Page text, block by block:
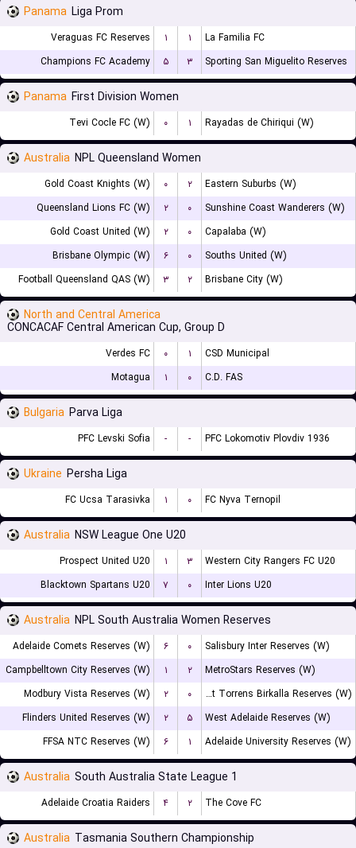
Panama Liga Prom
Veraguas FC Reserves ۱ ۱
La Familia FC
Champions FC Academy
۵ ۳ Sporting San Miguelito Reserves
Panama First Division Women
Tevi Cocle FC (W) ۰ ۱ Rayadas de Chiriqui (W)
Australia NPL Queensland Women
Gold Coast Knights (W) ۰ ۲
Eastern Suburbs (W)
Queensland Lions FC (W)
۲ ۰
Sunshine Coast Wanderers (W)
Gold Coast United (W)
۲ ۰
Capalaba (W)
Brisbane Olympic (W)
۶ ۰
Souths United (W)
Football Queensland QAS (W)
۳ ۲ Brisbane City (W)
North and Central America
CONCACAF Central American Cup, Group D
Verdes FC ۰ ۱
CSD Municipal
Motagua
۱ ۰ C.D. FAS
Bulgaria Parva Liga
PFC Levski Sofia - - PFC Lokomotiv Plovdiv 1936
Ukraine Persha Liga
FC Ucsa Tarasivka ۱ ۰ FC Nyva Ternopil
Australia NSW League One U20
Prospect United U20 ۱ ۳
Western City Rangers FC U20
Blacktown Spartans U20
۷ ۰ Inter Lions U20
Australia NPL South Australia Women Reserves
Adelaide Comets Reserves (W) ۶ ۰
Salisbury Inter Reserves (W)
Campbelltown City Reserves (W)
۱ ۲
MetroStars Reserves (W)
Modbury Vista Reserves (W)
۲ ۰
West Torrens Birkalla Reserves (W)
Flinders United Reserves (W)
۲ ۵
West Adelaide Reserves (W)
FFSA NTC Reserves (W)
۶ ۱ Adelaide University Reserves (W)
Australia South Australia State League 1
Adelaide Croatia Raiders ۴ ۲ The Cove FC
Australia Tasmania Southern Championship